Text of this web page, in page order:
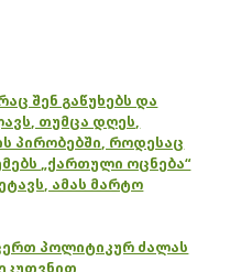
შენ გაწუხებს და
თუმცა დღეს,
პირობებში, როდესაც
„ქართული ოცნება“
ამას მარტო
პოლიტიკურ ძალას